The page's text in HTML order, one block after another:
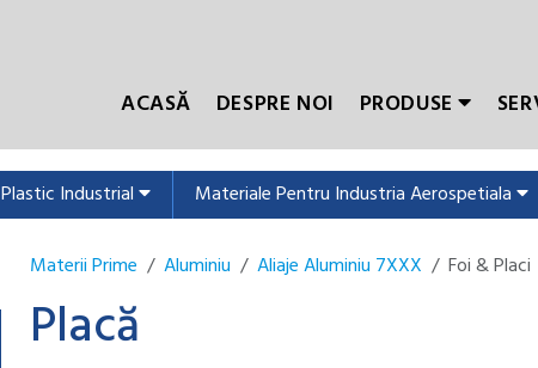
ACASĂ
DESPRE NOI PRODUSE
Plastic Industrial Materiale Pentru Industria Aerospetiala
Materii Prime Aluminiu Aliaje Aluminiu 7XXX Foi & Placi
Placă